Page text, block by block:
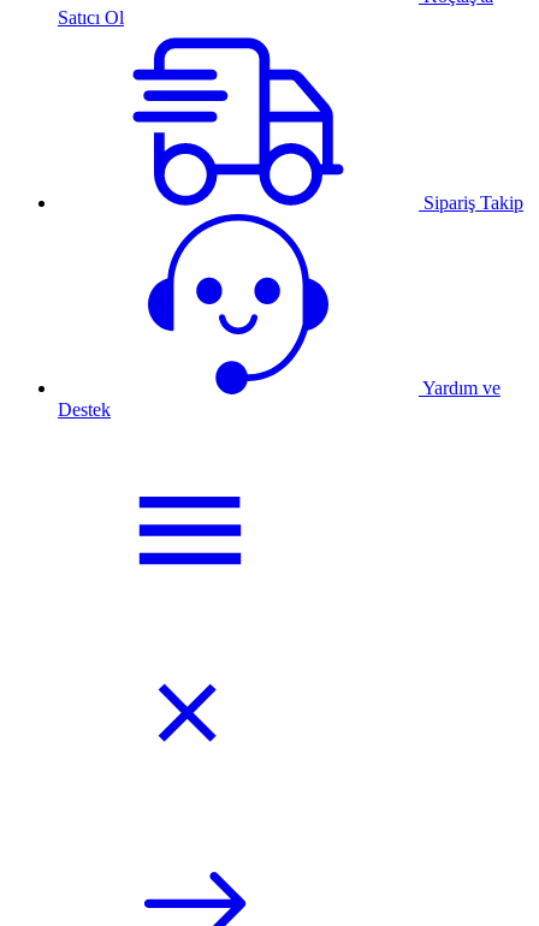
Satıcı Ol
Sipariş Takip
Yardım ve
Destek